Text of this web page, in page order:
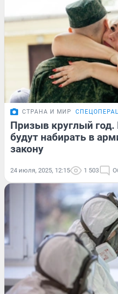
СТРАНА И МИР
Призыв круглый год.
будут набирать в
закону
24 июля, 2025, 12:15 1 503